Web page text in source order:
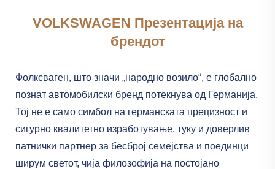
VOLKSWAGEN Презентација на
брендот
Фолксваген, што значи „народно возило“, е глобално
познат автомобилски бренд потекнува од Германија.
Тој не е само симбол на германската прецизност и
сигурно квалитетно изработување, туку и доверлив
патнички партнер за бесброј семејства и поединци
ширум светот, чија филозофија на постојано